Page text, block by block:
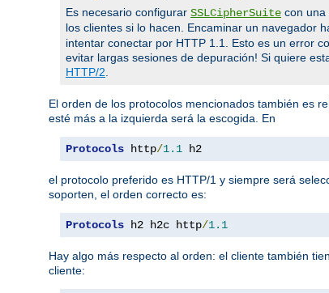
Es necesario configurar SSLCipherSuite con una
los clientes si lo hacen. Encaminar un navegador
intentar conectar por HTTP 1.1. Esto es un error
evitar largas sesiones de depuración! Si quiere
HTTP/2
El orden de los protocolos mencionados también es
esté más a la izquierda será la escogida. En
Protocols http/1.1 h2
el protocolo preferido es HTTP/1 y siempre será
soporten, el orden correcto es:
Protocols h2 h2c http/1.1
Hay algo más respecto al orden: el cliente también
cliente: